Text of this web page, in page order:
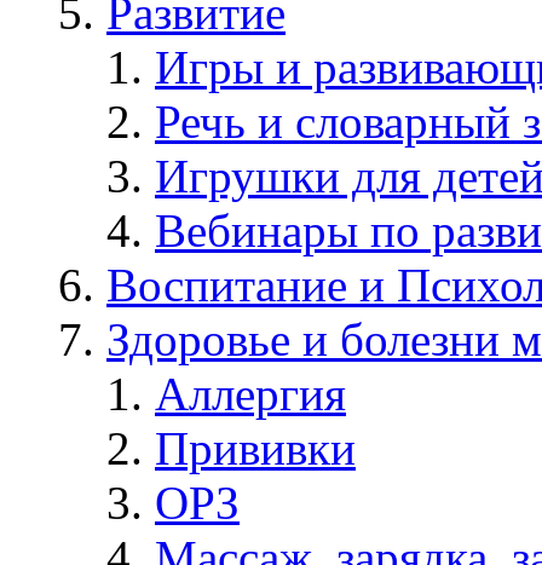
Развитие
Игры и
Речь и словарный
Игрушки для
Вебинары по
Воспитание и
Здоровье и болезни
Аллергия
Прививки
ОРЗ